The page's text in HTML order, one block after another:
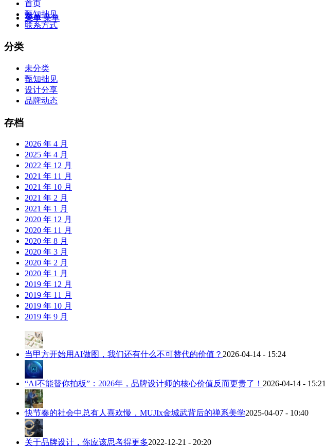
菜单 菜单
首页
甄知拙见
联系方式
分类
未分类
甄知拙见
设计分享
品牌动态
存档
2026 年 4 月
2025 年 4 月
2022 年 12 月
2021 年 11 月
2021 年 10 月
2021 年 2 月
2021 年 1 月
2020 年 12 月
2020 年 11 月
2020 年 8 月
2020 年 3 月
2020 年 2 月
2020 年 1 月
2019 年 12 月
2019 年 11 月
2019 年 10 月
2019 年 9 月
当甲方开始用AI做图，我们还有什么不可替代的价值？ 2026-04-14 - 15:24
“AI不能替你拍板”：2026年，品牌设计师的核心价值反而更贵了！ 2026-04-14 - 15:21
快节奏的社会中总有人喜欢慢，MUJIx金城武背后的禅系美学2025-04-07 - 10:40
关于品牌设计，你应该思考得更多2022-12-21 - 20:20